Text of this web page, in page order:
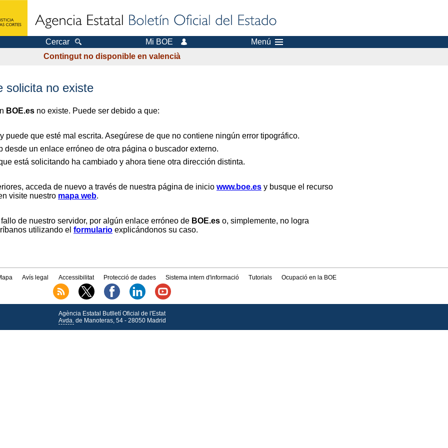
Cercar Mi BOE
Menú
Contingut no disponible en valencià
solicita no existe
BOE.es no existe. Puede ser debido a que:
puede que esté mal escrita. Asegúrese de que no contiene ningún error tipográfico.
desde un enlace erróneo de otra página o buscador externo.
está solicitando ha cambiado y ahora tiene otra dirección distinta.
acceda de nuevo a través de nuestra página de inicio www.boe.es y busque el recurso
visite nuestro mapa web.
de nuestro servidor, por algún enlace erróneo de BOE.es o, simplemente, no logra
utilizando el formulario explicándonos su caso.
Avís legal Accessibilitat Protecció de dades Sistema intern d'informació Tutorials Ocupació en la BOE
Agència Estatal Butlletí Oficial de l'Estat
Avda.de Manoteras, 54 - 28050 Madrid